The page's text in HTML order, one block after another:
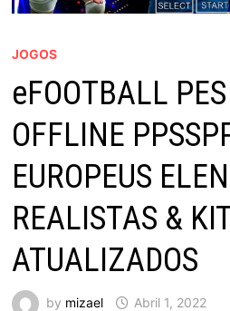
JOGOS
eFOOTBALL
OFFLINE
EUROPEUS
REALISTAS &
ATUALIZADOS
by mizael Abril 1, 2022